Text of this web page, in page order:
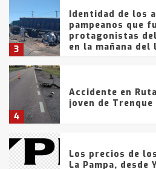
3
Identidad de los
pampeanos que
protagonistas
en la mañana del
4
Accidente en
joven de Trenque
Los precios de
La Pampa, desde